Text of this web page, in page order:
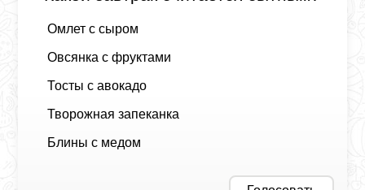
Омлет с сыром
Овсянка с фруктами
Тосты с авокадо
Творожная запеканка
Блины с медом